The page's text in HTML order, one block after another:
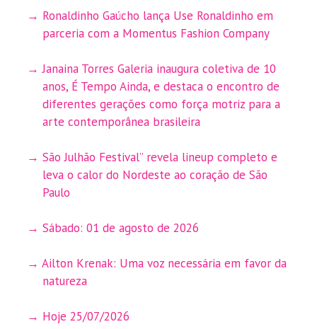
Ronaldinho Gaúcho lança Use Ronaldinho em
parceria com a Momentus Fashion Company
Janaina Torres Galeria inaugura coletiva de 10
anos, É Tempo Ainda, e destaca o encontro de
diferentes gerações como força motriz para a
arte contemporânea brasileira
São Julhão Festival” revela lineup completo e
leva o calor do Nordeste ao coração de São
Paulo
Sábado: 01 de agosto de 2026
Ailton Krenak: Uma voz necessária em favor da
natureza
Hoje 25/07/2026